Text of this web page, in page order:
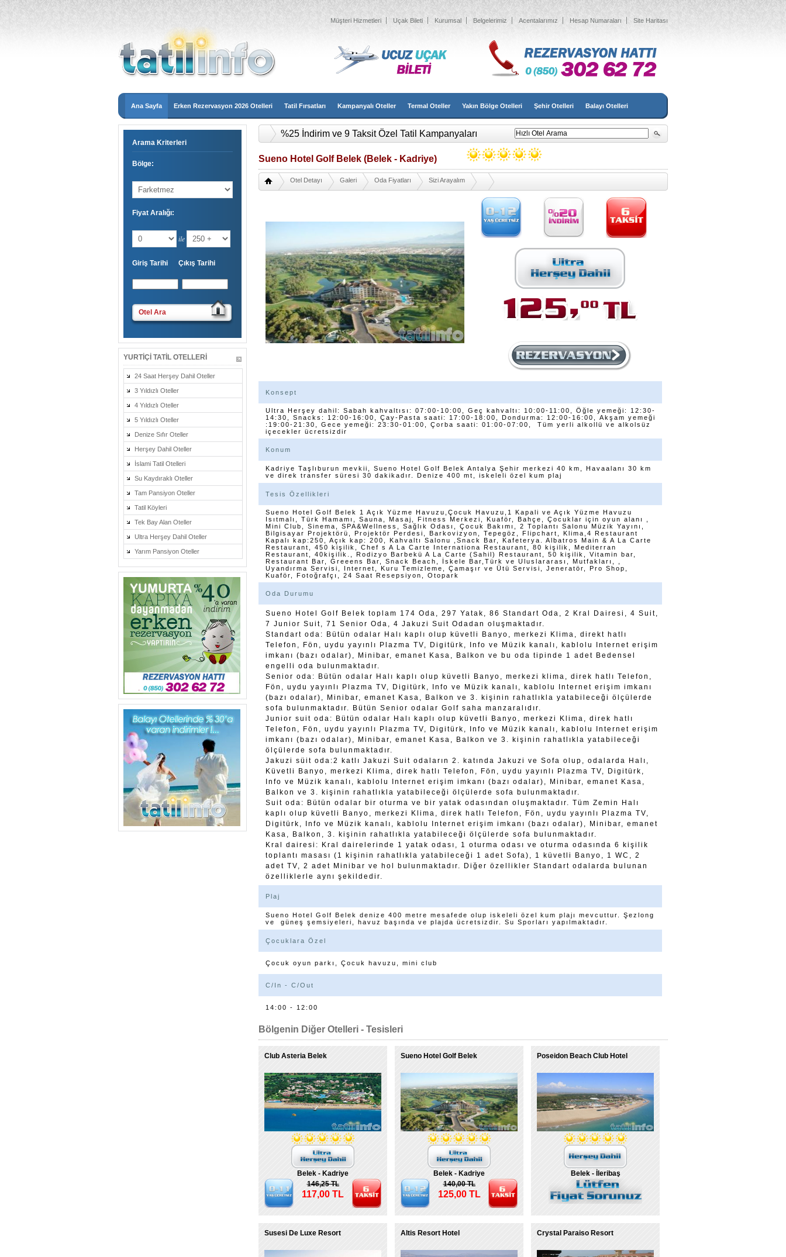
Müşteri Hizmetleri Uçak Bileti Kurumsal Belgelerimiz Acentalarımız Hesap Numaraları Site Haritası
Ana Sayfa Erken Rezervasyon 2026 Otelleri Tatil Fırsatları Kampanyalı Oteller Termal Oteller Yakın Bölge Otelleri Şehir Otelleri Balayı Otelleri
Arama Kriterleri
Bölge:
Fiyat Aralığı:
ile
Giriş Tarihi Çıkış Tarihi
Otel Ara
YURTIÇI TATIL OTELLERI
24 Saat Herşey Dahil Oteller
3 Yıldızlı Oteller
4 Yıldızlı Oteller
5 Yıldızlı Oteller
Denize Sıfır Oteller
Herşey Dahil Oteller
İslami Tatil Otelleri
Su Kaydıraklı Oteller
Tam Pansiyon Oteller
Tatil Köyleri
Tek Bay Alan Oteller
Ultra Herşey Dahil Oteller
Yarım Pansiyon Oteller
2026 Erken Rezervasyon Tatil Otelleri ve Köyleri
Sueno Hotel Golf Belek (Belek - Kadriye)
Otel Detayı Galeri Oda Fiyatları Sizi Arayalım
Konsept
Ultra Herşey dahil: Sabah kahvaltısı: 07:00-10:00, Geç kahvaltı: 10:00-11:00, Öğle yemeği: 12:30-
14:30, Snacks: 12:00-16:00, Çay-Pasta saati: 17:00-18:00, Dondurma: 12:00-16:00, Akşam yemeği
:19:00-21:30, Gece yemeği: 23:30-01:00, Çorba saati: 01:00-07:00, Tüm yerli alkollü ve alkolsüz
içecekler ücretsizdir
Konum
Kadriye Taşlıburun mevkii, Sueno Hotel Golf Belek Antalya Şehir merkezi 40 km, Havaalanı 30 km
ve direk transfer süresi 30 dakikadır. Denize 400 mt, iskeleli özel kum plaj
Tesis Özellikleri
Sueno Hotel Golf Belek 1 Açık Yüzme Havuzu,Çocuk Havuzu,1 Kapali ve Açık Yüzme Havuzu
Isıtmalı, Türk Hamamı, Sauna, Masaj, Fitness Merkezi, Kuaför, Bahçe, Çocuklar için oyun alanı ,
Mini Club, Sinema, SPA&Wellness, Sağlık Odası, Çocuk Bakımı, 2 Toplantı Salonu Müzik Yayını,
Bilgisayar Projektörü, Projektör Perdesi, Barkovizyon, Tepegöz, Flipchart, Klima,4 Restaurant
Kapalı kap:250, Açık kap: 200, Kahvaltı Salonu ,Snack Bar, Kafeterya. Albatros Main & A La Carte
Restaurant, 450 kişilik, Chef s A La Carte Internationa Restaurant, 80 kişilik, Mediterran
Restaurant, 40kişilik., Rodizyo Barbekü A La Carte (Sahil) Restaurant, 50 kişilik, Vitamin bar,
Restaurant Bar, Greeens Bar, Snack Beach, İskele Bar,Türk ve Uluslararası, Mutfakları, ,
Uyandırma Servisi, Internet, Kuru Temizleme, Çamaşır ve Ütü Servisi, Jeneratör, Pro Shop,
Kuaför, Fotoğrafçı, 24 Saat Resepsiyon, Otopark
Oda Durumu
Sueno Hotel Golf Belek toplam 174 Oda, 297 Yatak, 86 Standart Oda, 2 Kral Dairesi, 4 Suit,
7 Junior Suit, 71 Senior Oda, 4 Jakuzi Suit Odadan oluşmaktadır.
Standart oda: Bütün odalar Halı kaplı olup küvetli Banyo, merkezi Klima, direkt hatlı
Telefon, Fön, uydu yayınlı Plazma TV, Digitürk, Info ve Müzik kanalı, kablolu Internet erişim
imkanı (bazı odalar), Minibar, emanet Kasa, Balkon ve bu oda tipinde 1 adet Bedensel
engelli oda bulunmaktadır.
Senior oda: Bütün odalar Halı kaplı olup küvetli Banyo, merkezi klima, direk hatlı Telefon,
Fön, uydu yayınlı Plazma TV, Digitürk, Info ve Müzik kanalı, kablolu Internet erişim imkanı
(bazı odalar), Minibar, emanet Kasa, Balkon ve 3. kişinin rahatlıkla yatabileceği ölçülerde
sofa bulunmaktadır. Bütün Senior odalar Golf saha manzaralıdır.
Junior suit oda: Bütün odalar Halı kaplı olup küvetli Banyo, merkezi Klima, direk hatlı
Telefon, Fön, uydu yayınlı Plazma TV, Digitürk, Info ve Müzik kanalı, kablolu Internet erişim
imkanı (bazı odalar), Minibar, emanet Kasa, Balkon ve 3. kişinin rahatlıkla yatabileceği
ölçülerde sofa bulunmaktadır.
Jakuzi süit oda:2 katlı Jakuzi Suit odaların 2. katında Jakuzi ve Sofa olup, odalarda Halı,
Küvetli Banyo, merkezi Klima, direk hatlı Telefon, Fön, uydu yayınlı Plazma TV, Digitürk,
Info ve Müzik kanalı, kablolu Internet erişim imkanı (bazı odalar), Minibar, emanet Kasa,
Balkon ve 3. kişinin rahatlıkla yatabileceği ölçülerde sofa bulunmaktadır.
Suit oda: Bütün odalar bir oturma ve bir yatak odasından oluşmaktadır. Tüm Zemin Halı
kaplı olup küvetli Banyo, merkezi Klima, direk hatlı Telefon, Fön, uydu yayınlı Plazma TV,
Digitürk, Info ve Müzik kanalı, kablolu Internet erişim imkanı (bazı odalar), Minibar, emanet
Kasa, Balkon, 3. kişinin rahatlıkla yatabileceği ölçülerde sofa bulunmaktadır.
Kral dairesi: Kral dairelerinde 1 yatak odası, 1 oturma odası ve oturma odasında 6 kişilik
toplantı masası (1 kişinin rahatlıkla yatabileceği 1 adet Sofa), 1 küvetli Banyo, 1 WC, 2
adet TV, 2 adet Minibar ve hol bulunmaktadır. Diğer özellikler Standart odalarda bulunan
özelliklerle aynı şekildedir.
Plaj
Sueno Hotel Golf Belek denize 400 metre mesafede olup iskeleli özel kum plajı mevcuttur. Şezlong
ve güneş şemsiyeleri, havuz başında ve plajda ücretsizdir. Su Sporları yapılmaktadır.
Çocuklara Özel
Çocuk oyun parkı, Çocuk havuzu, mini club
C/In - C/Out
14:00 - 12:00
Bölgenin Diğer Otelleri - Tesisleri
Club Asteria Belek
Belek - Kadriye
146,25 TL
117,00 TL
Sueno Hotel Golf Belek
Belek - Kadriye
140,00 TL
125,00 TL
Poseidon Beach Club Hotel
Belek - İleribaş
Susesi De Luxe Resort Altis Resort Hotel Crystal Paraiso Resort